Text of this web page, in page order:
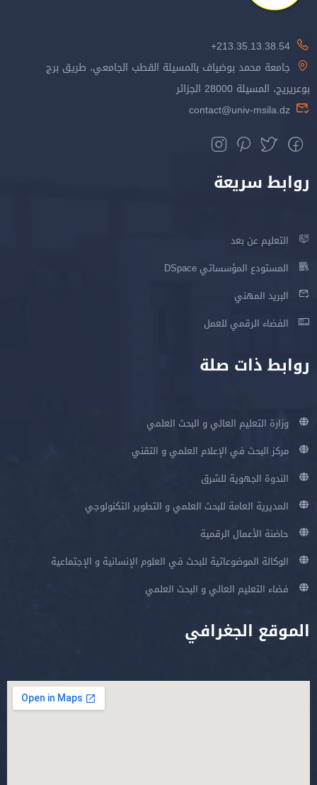
213.35.13.38.54+
جامعة محمد بوضياف بالمسيلة القطب الجامعي، طريق برج
بوعريريج، المسيلة 28000 الجزائر
contact@univ-msila.dz
روابط سريعة
التعليم عن بعد
المستودع المؤسساتي DSpace
البريد المهني
الفضاء الرقمي للعمل
روابط ذات صلة
وزارة التعليم العالي و البحث العلمي
مركز البحث في الإعلام العلمي و التقني
الندوة الجهوية للشرق
المديرية العامة للبحث العلمي و التطوير التكنولوجي
حاضنة الأعمال الرقمية
الوكالة الموضوعاتية للبحث في العلوم الإنسانية و الإجتماعية
فضاء التعليم العالي و البحث العلمي
الموقع الجغرافي